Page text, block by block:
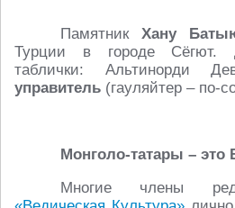
Памятник Хану
Турции в городе Сёгют.
таблички: Альтинорди
управитель (гауляйтер – по-
Монголо-татары – это
Многие члены